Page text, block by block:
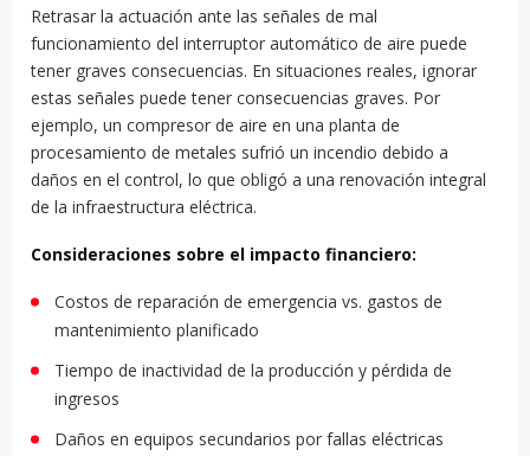
Retrasar la actuación ante las señales de mal
funcionamiento del interruptor automático de aire puede
tener graves consecuencias. En situaciones reales, ignorar
estas señales puede tener consecuencias graves. Por
ejemplo, un compresor de aire en una planta de
procesamiento de metales sufrió un incendio debido a
daños en el control, lo que obligó a una renovación integral
de la infraestructura eléctrica.
Consideraciones sobre el impacto financiero:
Costos de reparación de emergencia vs. gastos de
mantenimiento planificado
Tiempo de inactividad de la producción y pérdida de
ingresos
Daños en equipos secundarios por fallas eléctricas